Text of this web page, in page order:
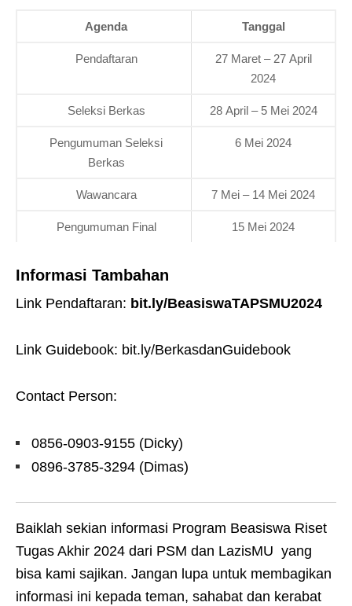
Agenda Tanggal
Pendaftaran
27 Maret – 27 April
2024
Seleksi Berkas 28 April – 5 Mei 2024
Pengumuman Seleksi
Berkas
6 Mei 2024
Wawancara 7 Mei – 14 Mei 2024
Pengumuman Final 15 Mei 2024
Informasi Tambahan
Link Pendaftaran: bit.ly/BeasiswaTAPSMU2024
Link Guidebook: bit.ly/BerkasdanGuidebook
Contact Person:
0856-0903-9155 (Dicky)
0896-3785-3294 (Dimas)
Baiklah sekian informasi Program Beasiswa Riset
Tugas Akhir 2024 dari PSM dan LazisMU yang
bisa kami sajikan. Jangan lupa untuk membagikan
informasi ini kepada teman, sahabat dan kerabat